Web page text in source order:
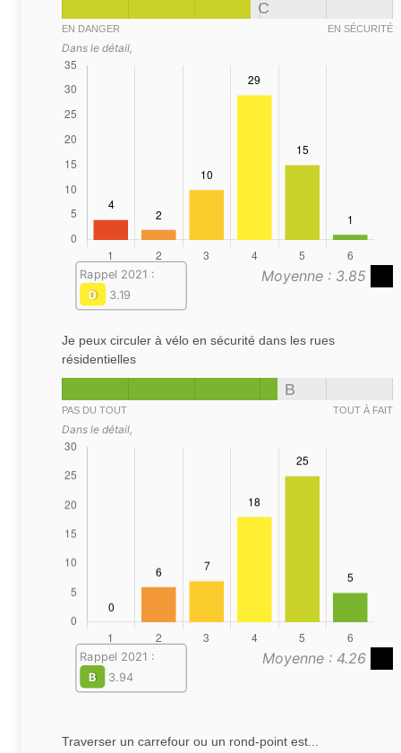
C
EN DANGER EN SÉCURITÉ
Dans le détail,
Moyenne : 3.85
Rappel 2021 :
D
3.19
Je peux circuler à vélo en sécurité dans les rues
résidentielles
B
PAS DU TOUT TOUT À FAIT
Dans le détail,
Moyenne : 4.26
Rappel 2021 :
B
3.94
Traverser un carrefour ou un rond-point est...